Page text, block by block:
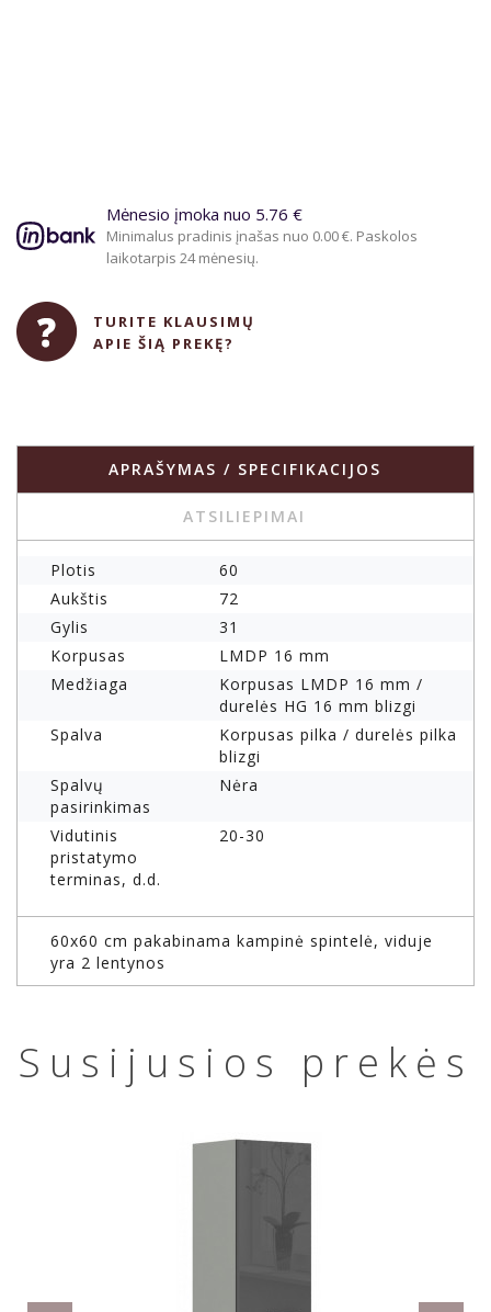
Mėnesio įmoka nuo 5.76 €
Minimalus pradinis įnašas nuo 0.00 €. Paskolos
laikotarpis 24 mėnesių.
TURITE KLAUSIMŲ
APIE ŠIĄ PREKĘ?
APRAŠYMAS / SPECIFIKACIJOS
ATSILIEPIMAI
Plotis
60
Aukštis
72
Gylis
31
Korpusas
LMDP 16 mm
Medžiaga
Korpusas LMDP 16 mm /
durelės HG 16 mm blizgi
Spalva
Korpusas pilka / durelės pilka
blizgi
Spalvų
pasirinkimas
Nėra
Vidutinis
pristatymo
terminas, d.d.
20-30
60x60 cm pakabinama kampinė spintelė, viduje
yra 2 lentynos
Susijusios prekės